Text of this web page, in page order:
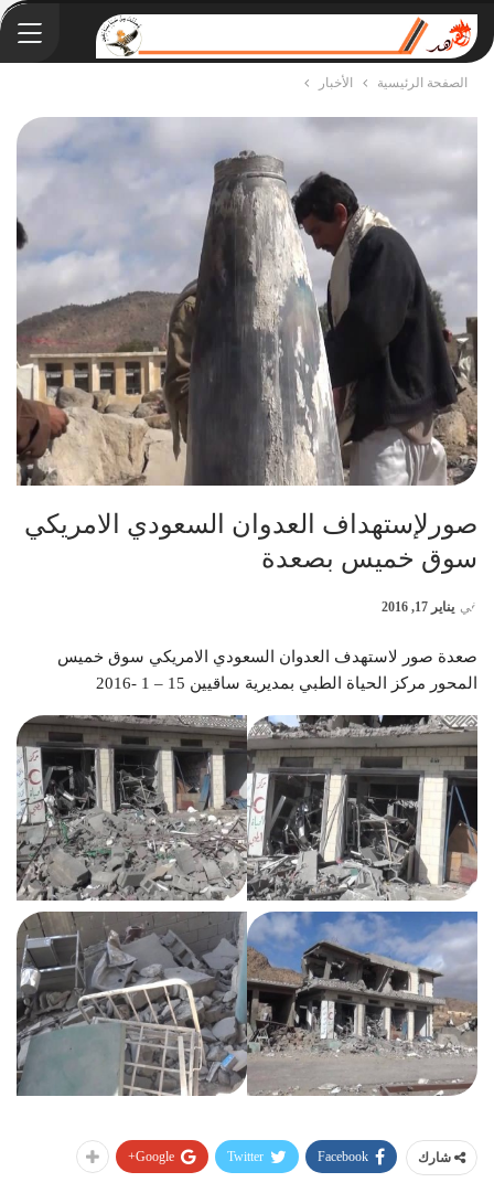
الصفحة الرئيسية الأخبار
صورلإستهداف العدوان السعودي الامريكي
سوق خميس بصعدة
في يناير 17, 2016
صعدة صور لاستهدف العدوان السعودي الامريكي سوق خميس
المحور مركز الحياة الطبي بمديرية ساقيين 15 – 1 -2016
شارك Facebook
Twitter
Google+